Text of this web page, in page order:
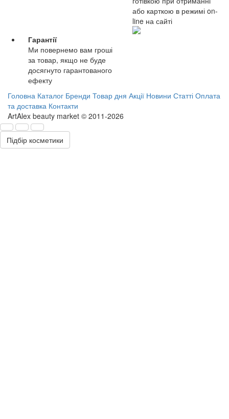
або карткою в режимі on-
line на сайті
Гарантії
Ми повернемо вам гроші
за товар, якщо не буде
досягнуто гарантованого
ефекту
Головна Каталог Бренди Товар дня Акції Новини Статті Оплата
та доставка Контакти
ArtAlex beauty market © 2011-2026
Підбір косметики